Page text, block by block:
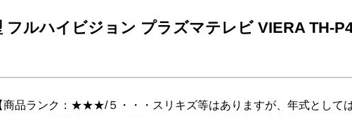
フルハイビジョン プラズマテレビ VIERA TH-
商品ランク：★★★/５・・・スリキズ等はありますが、年式として